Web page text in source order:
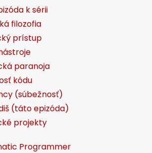
k sérii
filozofia
prístup
paranoja
kódu
(súbežnosť)
(táto epizóda)
projekty
Programmer